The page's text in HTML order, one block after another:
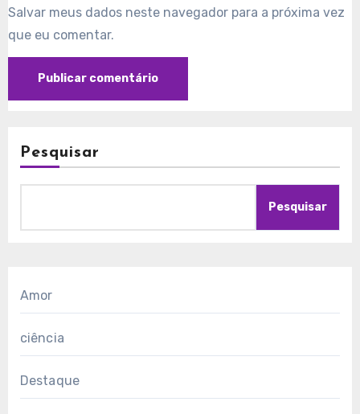
Salvar meus dados neste navegador para a próxima vez
que eu comentar.
Pesquisar
Pesquisar
Amor
ciência
Destaque